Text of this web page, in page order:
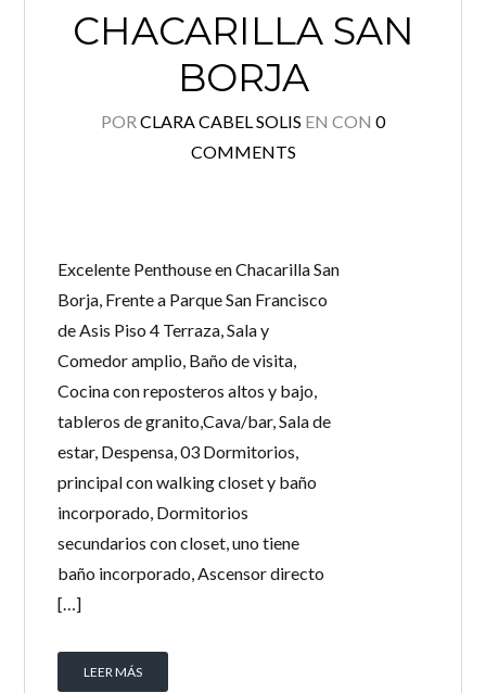
Lost your password?
CHACARILLA SAN
BORJA
POR CLARA CABEL SOLIS EN CON 0
COMMENTS
Excelente Penthouse en Chacarilla San
Borja, Frente a Parque San Francisco
de Asis Piso 4 Terraza, Sala y
Comedor amplio, Baño de visita,
Cocina con reposteros altos y bajo,
tableros de granito,Cava/bar, Sala de
estar, Despensa, 03 Dormitorios,
principal con walking closet y baño
incorporado, Dormitorios
secundarios con closet, uno tiene
baño incorporado, Ascensor directo
[…]
LEER MÁS